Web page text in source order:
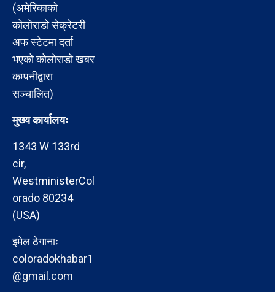
(अमेरिकाको
कोलोराडो सेक्रेटरी
अफ स्टेटमा दर्ता
भएको कोलोराडो खबर
कम्पनीद्वारा
सञ्चालित)
मुख्य कार्यालयः
1343 W 133rd
cir,
WestministerCol
orado 80234
(USA)
इमेल ठेगानाः
coloradokhabar1
@gmail.com